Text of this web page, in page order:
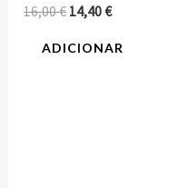
16,00€ 14,40€
ADICIONAR